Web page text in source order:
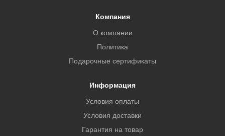
Компания
О компании
Политика
Подарочные сертификаты
Информация
Условия оплаты
Условия доставки
Гарантия на товар